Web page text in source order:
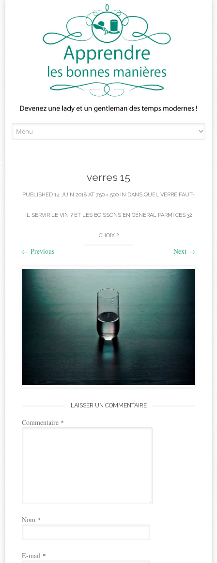
to
verres 15
PUBLISHED 14 JUIN 2018 AT 750 × 500 IN DANS QUEL VERRE FAUT-
IL SERVIR LE VIN ? ET LES BOISSONS EN GÉNÉRAL PARMI CES 32
CHOIX ?
← Previous Next →
LAISSER UN COMMENTAIRE
Commentaire *
Nom *
E-mail *